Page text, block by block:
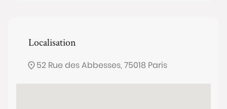
Localisation
52 Rue des Abbesses, 75018 Paris